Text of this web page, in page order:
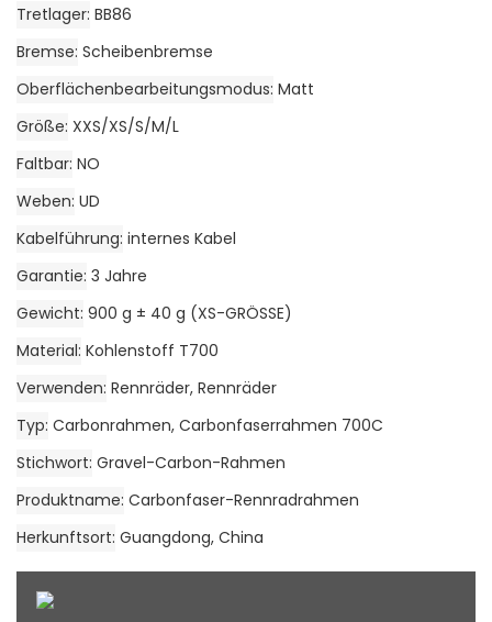
Tretlager BB86
Bremse Scheibenbremse
Oberflächenbearbeitungsmodus Matt
Größe XXS/XS/S/M/L
Faltbar NO
Weben UD
Kabelführung internes Kabel
Garantie 3 Jahre
Gewicht 900 g ± 40 g (XS-GRÖSSE)
Material Kohlenstoff T700
Verwenden Rennräder, Rennräder
Typ Carbonrahmen, Carbonfaserrahmen 700C
Stichwort Gravel-Carbon-Rahmen
Produktname Carbonfaser-Rennradrahmen
Herkunftsort Guangdong, China